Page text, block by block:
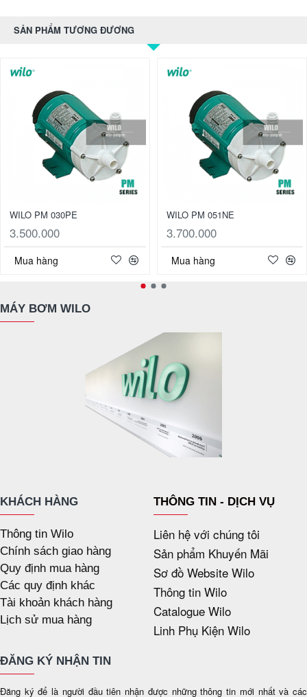
SẢN PHẨM TƯƠNG ĐƯƠNG
WILO PM 030PE
3.500.000
Mua hàng
WILO PM 051NE
3.700.000
Mua hàng
MÁY BƠM WILO
KHÁCH HÀNG
Thông tin Wilo
Chính sách giao hàng
Quy định mua hàng
Các quy định khác
Tài khoản khách hàng
Lịch sử mua hàng
THÔNG TIN - DỊCH VỤ
Liên hệ với chúng tôi
Sản phẩm Khuyến Mãi
Sơ đồ Website Wilo
Thông tin Wilo
Catalogue Wilo
Linh Phụ Kiện Wilo
ĐĂNG KÝ NHẬN TIN
Đăng ký để là người đầu tiên nhận được những thông tin mới nhất và các